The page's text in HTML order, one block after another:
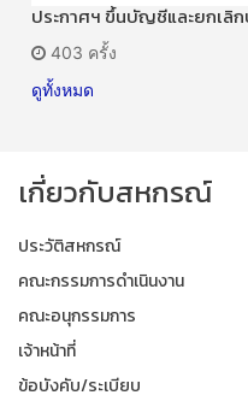
ประกาศฯ ขึ้นบัญชีและยกเ
403 ครั้ง
ดูทั้งหมด
เกี่ยวกับสหกรณ์
ประวัติสหกรณ์
คณะกรรมการดำเนินงาน
คณะอนุกรรมการ
เจ้าหน้าที่
ข้อบังคับ/ระเบียบ